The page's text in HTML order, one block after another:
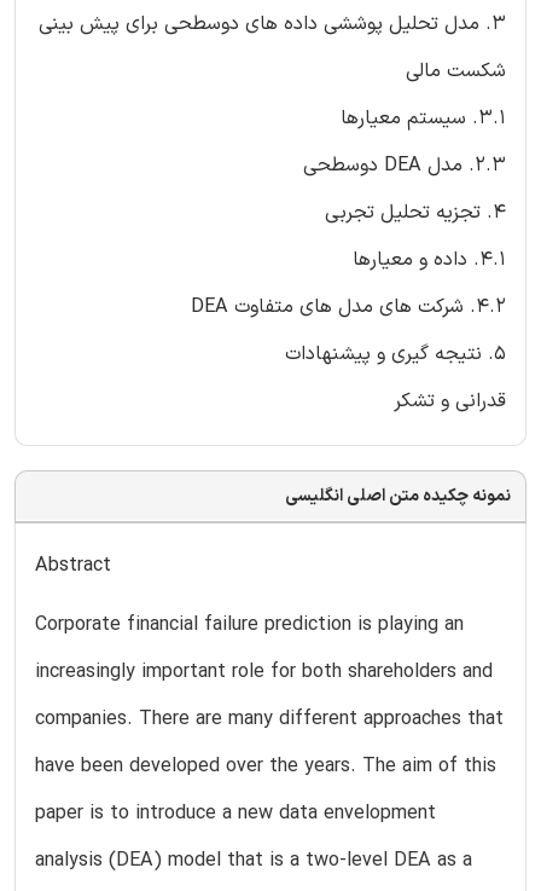
3. مدل تحلیل پوششی داده های دوسطحی برای پیش بینی
شکست مالی
3.1. سیستم معیارها
2.3. مدل DEA دوسطحی
4. تجزیه تحلیل تجربی
4.1. داده و معیارها
4.2. شرکت های مدل های متفاوت DEA
5. نتیجه گیری و پیشنهادات
قدرانی و تشکر
نمونه چکیده متن اصلی انگلیسی
Abstract
Corporate financial failure prediction is playing an
increasingly important role for both shareholders and
companies. There are many different approaches that
have been developed over the years. The aim of this
paper is to introduce a new data envelopment
analysis (DEA) model that is a two-level DEA as a